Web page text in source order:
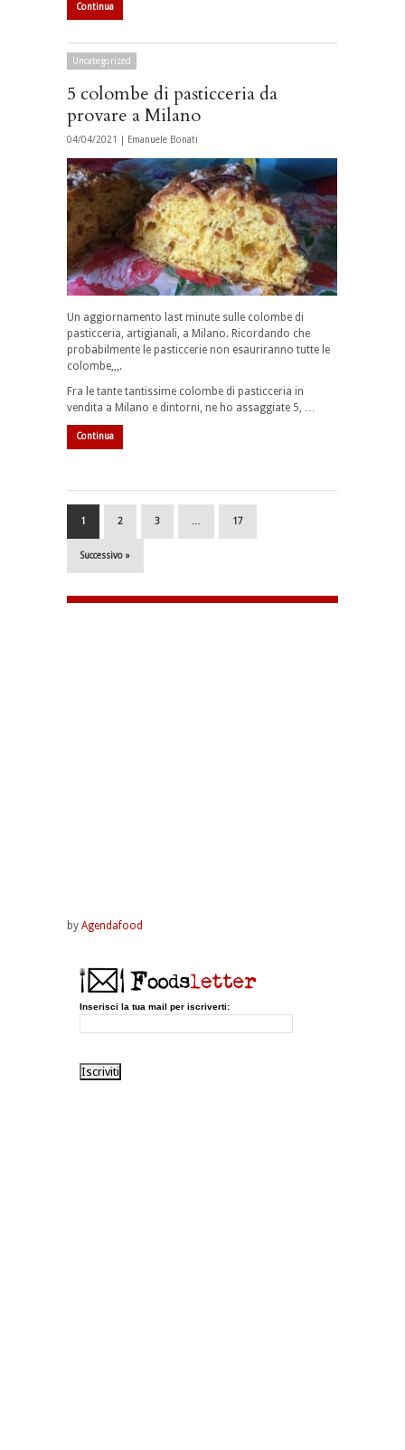
Continua
Uncategorized
5 colombe di pasticceria da
provare a Milano
04/04/2021 | Emanuele Bonati
Un aggiornamento last minute sulle colombe di
pasticceria, artigianali, a Milano. Ricordando che
probabilmente le pasticcerie non esauriranno tutte le
colombe,,,.
Fra le tante tantissime colombe di pasticceria in
vendita a Milano e dintorni, ne ho assaggiate 5, …
Continua
1 2 3 17
Successivo »
by Agendafood
Inserisci la tua mail per iscriverti: